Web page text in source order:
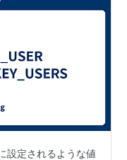
設定されるような値